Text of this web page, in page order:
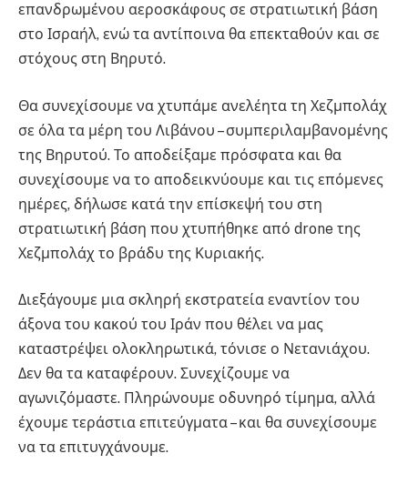
επανδρωμένου αεροσκάφους σε στρατιωτική βάση
στο Ισραήλ, ενώ τα αντίποινα θα επεκταθούν και σε
στόχους στη Βηρυτό.
Θα συνεχίσουμε να χτυπάμε ανελέητα τη Χεζμπολάχ
σε όλα τα μέρη του Λιβάνου – συμπεριλαμβανομένης
της Βηρυτού. Το αποδείξαμε πρόσφατα και θα
συνεχίσουμε να το αποδεικνύουμε και τις επόμενες
ημέρες, δήλωσε κατά την επίσκεψή του στη
στρατιωτική βάση που χτυπήθηκε από drone της
Χεζμπολάχ το βράδυ της Κυριακής.
Διεξάγουμε μια σκληρή εκστρατεία εναντίον του
άξονα του κακού του Ιράν που θέλει να μας
καταστρέψει ολοκληρωτικά, τόνισε ο Νετανιάχου.
Δεν θα τα καταφέρουν. Συνεχίζουμε να
αγωνιζόμαστε. Πληρώνουμε οδυνηρό τίμημα, αλλά
έχουμε τεράστια επιτεύγματα – και θα συνεχίσουμε
να τα επιτυγχάνουμε.